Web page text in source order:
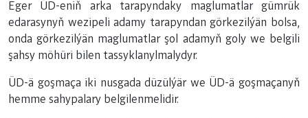
Eger ÜD-eniň arka tarapyndaky maglumatlar gümrük
edarasynyň wezipeli adamy tarapyndan görkezilýän bolsa,
onda görkezilýän maglumatlar şol adamyň goly we belgili
şahsy möhüri bilen tassyklanylmalydyr.
ÜD-ä goşmaça iki nusgada düzülýär we ÜD-ä goşmaçanyň
hemme sahypalary belgilenmelidir.